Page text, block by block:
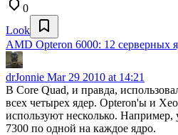
0
Look
AMD Opteron 6000: 12 серверных
drJonnie Mar 29 2010 at 14:21
В Core Quad, и правда,
всех четырех ядер. Opteron'ы и
используют несколько. Например,
7300 по одной на каждое ядро.